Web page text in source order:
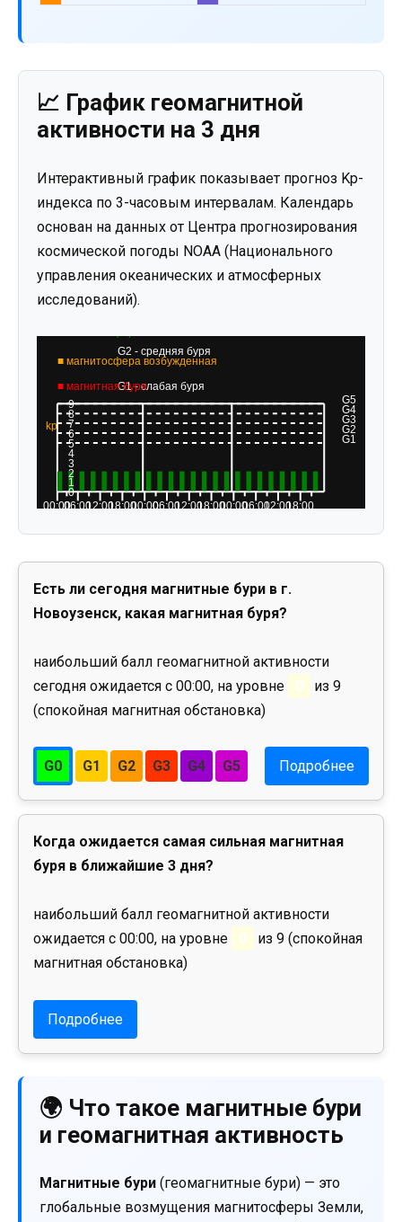
📈 График геомагнитной
активности на 3 дня
Интерактивный график показывает прогноз Kp-
индекса по 3-часовым интервалам. Календарь
основан на данных от Центра прогнозирования
космической погоды NOAA (Национального
управления океанических и атмосферных
исследований).
Есть ли сегодня магнитные бури в г.
Новоузенск, какая магнитная буря?
наибольший балл геомагнитной активности
сегодня ожидается с 00:00, на уровне
0
из 9
(спокойная магнитная обстановка)
G0 G1 G2 G3 G4 G5 Подробнее
Когда ожидается самая сильная магнитная
буря в ближайшие 3 дня?
наибольший балл геомагнитной активности
ожидается с 00:00, на уровне
0
из 9 (спокойная
магнитная обстановка)
Подробнее
🌍 Что такое магнитные бури
и геомагнитная активность
Магнитные бури (геомагнитные бури) — это
глобальные возмущения магнитосферы Земли,